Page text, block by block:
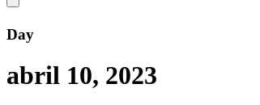
Day
abril 10, 2023